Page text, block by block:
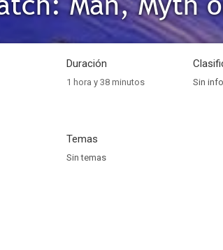
Duración
1 hora y 38 minutos Sin
Temas
Sin temas